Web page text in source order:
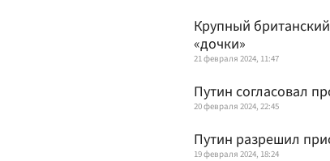
Крупный
«дочки»
21 февраля 2024, 11:47
Путин согласовал
20 февраля 2024, 22:45
Путин разрешил
19 февраля 2024, 18:24